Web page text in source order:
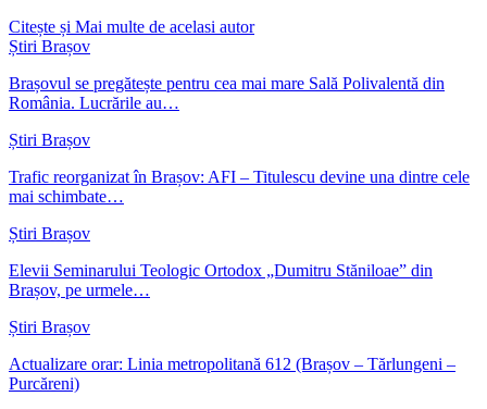
Citește și Mai multe de acelasi autor
Știri Brașov
Brașovul se pregătește pentru cea mai mare Sală Polivalentă din
România. Lucrările au…
Știri Brașov
Trafic reorganizat în Brașov: AFI – Titulescu devine una dintre cele
mai schimbate…
Știri Brașov
Elevii Seminarului Teologic Ortodox „Dumitru Stăniloae” din
Brașov, pe urmele…
Știri Brașov
Actualizare orar: Linia metropolitană 612 (Brașov – Tărlungeni –
Purcăreni)